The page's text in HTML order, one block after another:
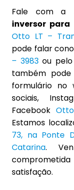
Fale com a
inversor para
Otto LT –
pode falar
– 3983ou
também
formulário no
sociais,
Facebook
Estamos
73, na Ponte
Catarina.
satisfação.